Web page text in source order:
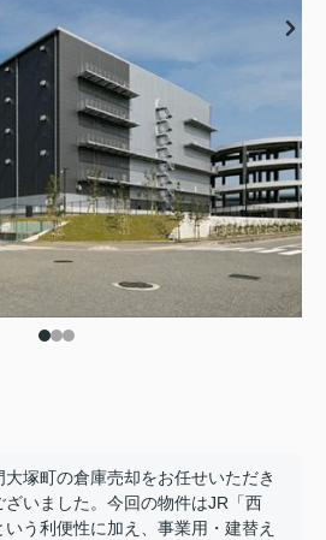
大塚町の倉庫売却をお任せいただき
ざいました。今回の物件はJR「西
う利便性に加え、事業用・建替え